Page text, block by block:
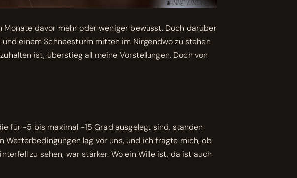
Monate davor mehr oder weniger bewusst. Doch darüber
einem Schneesturm mitten im Nirgendwo zu stehen
ist, überstieg all meine Vorstellungen. Doch von
für -5 bis maximal -15 Grad ausgelegt sind, standen
Wetterbedingungen lag vor uns, und ich fragte mich, ob
zu sehen, war stärker. Wo ein Wille ist, da ist auch